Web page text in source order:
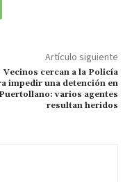
Artículo siguiente
Vecinos cercan a la Policía
impedir una detención en
Puertollano: varios agentes
resultan heridos